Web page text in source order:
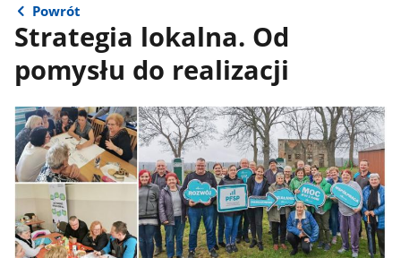
Powrót
Strategia lokalna. Od
pomysłu do realizacji